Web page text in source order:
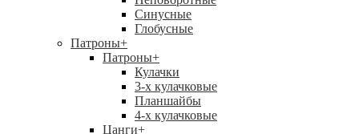
Синусные
Глобусные
Патроны+
Патроны+
Кулачки
3-х кулачковые
Планшайбы
4-х кулачковые
Цанги+